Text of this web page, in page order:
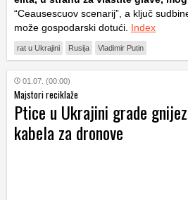
“Ceausescuov scenarij”, a ključ
može gospodarski dotući. Index
rat u Ukrajini Rusija Vladimir Putin
01.07. (00:00)
Majstori reciklaže
Ptice u Ukrajini grade
kabela za dronove